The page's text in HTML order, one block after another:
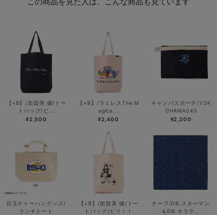
【+B】/加賀美 健/トー
トバッグ/ピ...
¥2,500
【+B】/ラミレスThe M
agica...
¥2,400
キャンバスポーチ/YOK
OHAMA045
¥2,200
目玉チャーハングッズ/
ランチトート
【+B】/加賀美 健/トー
トバッグ/ビリ！！
チーフ/DB.スターマン
＆DB.キララ...